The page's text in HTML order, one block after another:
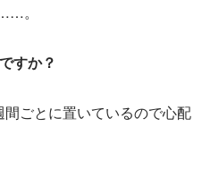
。
すか？
ごとに置いているので心配